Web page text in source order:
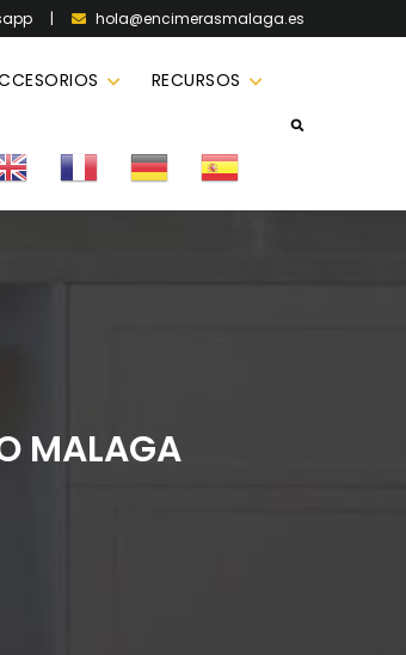
| hola@encimerasmalaga.es
RECURSOS
MALAGA